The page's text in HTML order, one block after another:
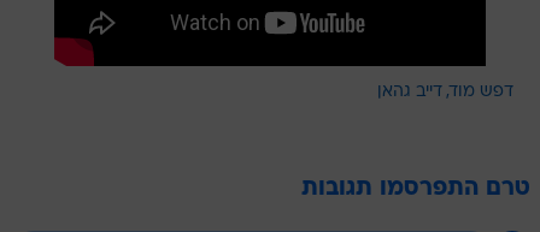
דפש מוד דייב גהאן
טרם התפרסמו תגובות